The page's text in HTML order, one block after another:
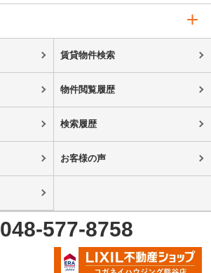
賃貸物件検索
物件閲覧履歴
検索履歴
お客様の声
048-577-8758